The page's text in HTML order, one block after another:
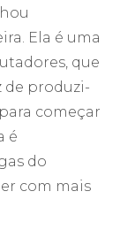
Ela é uma
que
de produzi-
começar
é
do
com mais